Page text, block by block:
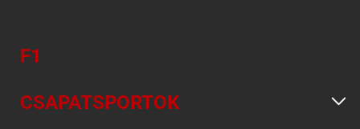
F1
CSAPATSPORTOK